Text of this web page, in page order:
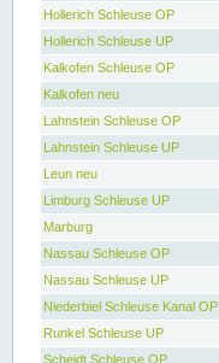
Hollerich Schleuse OP
Hollerich Schleuse UP
Kalkofen Schleuse OP
Kalkofen neu
Lahnstein Schleuse OP
Lahnstein Schleuse UP
Leun neu
Limburg Schleuse UP
Marburg
Nassau Schleuse OP
Nassau Schleuse UP
Niederbiel Schleuse Kanal OP
Runkel Schleuse UP
Scheidt Schleuse OP